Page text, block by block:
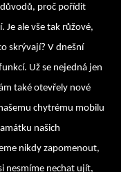
důvodů, proč pořídit
Je ale vše tak růžové,
skrývají? V dnešní
Už se nejedná jen
také otevřely nové
chytrému mobilu
našich
nikdy zapomenout,
nesmíme nechat ujít,